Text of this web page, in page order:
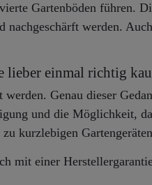
Gartenböden führen.
werden.
lieber einmal richtig
werden. Genau dieser
und die Möglichkeit,
kurzlebigen
mit einer